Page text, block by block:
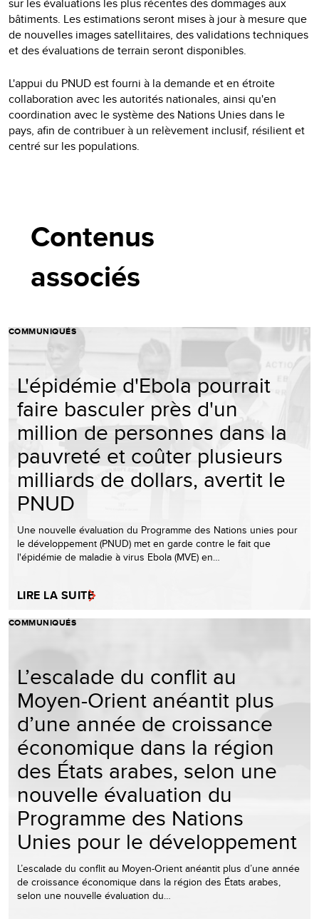
bâtiments. Les estimations seront mises à jour à mesure que
de nouvelles images satellitaires, des validations techniques
et des évaluations de terrain seront disponibles.
L'appui du PNUD est fourni à la demande et en étroite
collaboration avec les autorités nationales, ainsi qu'en
coordination avec le système des Nations Unies dans le
pays, afin de contribuer à un relèvement inclusif, résilient et
centré sur les populations.
Contenus
associés
COMMUNIQUÉS
L'épidémie d'Ebola pourrait
faire basculer près d'un
million de personnes dans la
pauvreté et coûter plusieurs
milliards de dollars, avertit le
PNUD
Une nouvelle évaluation du Programme des Nations unies pour
le développement (PNUD) met en garde contre le fait que
l'épidémie de maladie à virus Ebola (MVE) en…
LIRE LA SUITE
COMMUNIQUÉS
L’escalade du conflit au
Moyen-Orient anéantit plus
d’une année de croissance
économique dans la région
des États arabes, selon une
nouvelle évaluation du
Programme des Nations
Unies pour le développement
L’escalade du conflit au Moyen-Orient anéantit plus d’une année
de croissance économique dans la région des États arabes,
selon une nouvelle évaluation du…